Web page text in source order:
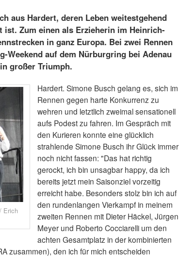
aus Hardert, deren Leben weitestgehend
ist. Zum einen als Erzieherin im Heinrich-
in ganz Europa. Bei zwei Rennen
Weekend auf dem Nürburgring bei Adenau
großer Triumph.
Erich
Hardert. Simone Busch gelang es, sich im
Rennen gegen harte Konkurrenz zu
wehren und letztlich zweimal sensationell
aufs Podest zu fahren. Im Gespräch mit
den Kurieren konnte eine glücklich
strahlende Simone Busch ihr Glück immer
noch nicht fassen: "Das hat richtig
gerockt, ich bin unsagbar happy, da ich
bereits jetzt mein Saisonziel vorzeitig
erreicht habe. Besonders stolz bin ich auf
den rundenlangen Vierkampf in meinem
zweiten Rennen mit Dieter Häckel, Jürgen
Meyer und Roberto Cocciarelli um den
achten Gesamtplatz in der kombinierten
zusammen), den ich für mich entscheiden